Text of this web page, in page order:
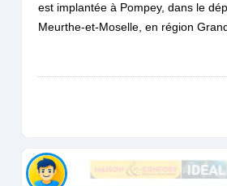
est implantée à Pompey, dans le
Meurthe-et-Moselle, en région